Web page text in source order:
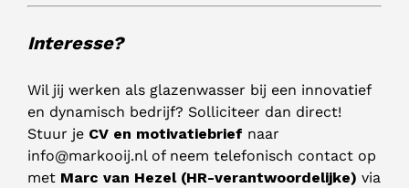
Interesse?
Wil jij werken als glazenwasser bij een innovatief
en dynamisch bedrijf? Solliciteer dan direct!
Stuur je CV en motivatiebrief naar
info@markooij.nlof neem telefonisch contact op
met Marc van Hezel (HR-verantwoordelijke) via